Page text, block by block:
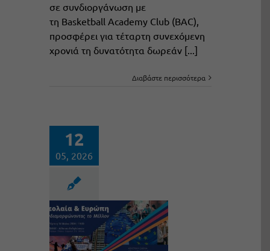
σε συνδιοργάνωση με
τη Basketball Academy Club (BAC),
προσφέρει για τέταρτη συνεχόμενη
χρονιά τη δυνατότητα δωρεάν [...]
Διαβάστε περισσότερα
12
05, 2026